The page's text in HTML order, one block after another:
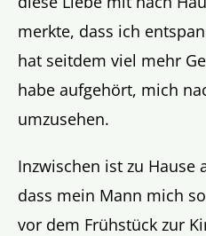
merkte, dass ich
hat seitdem viel mehr
habe aufgehört, mich
umzusehen.
Inzwischen ist zu Hause
dass mein Mann mich
vor dem Frühstück zur